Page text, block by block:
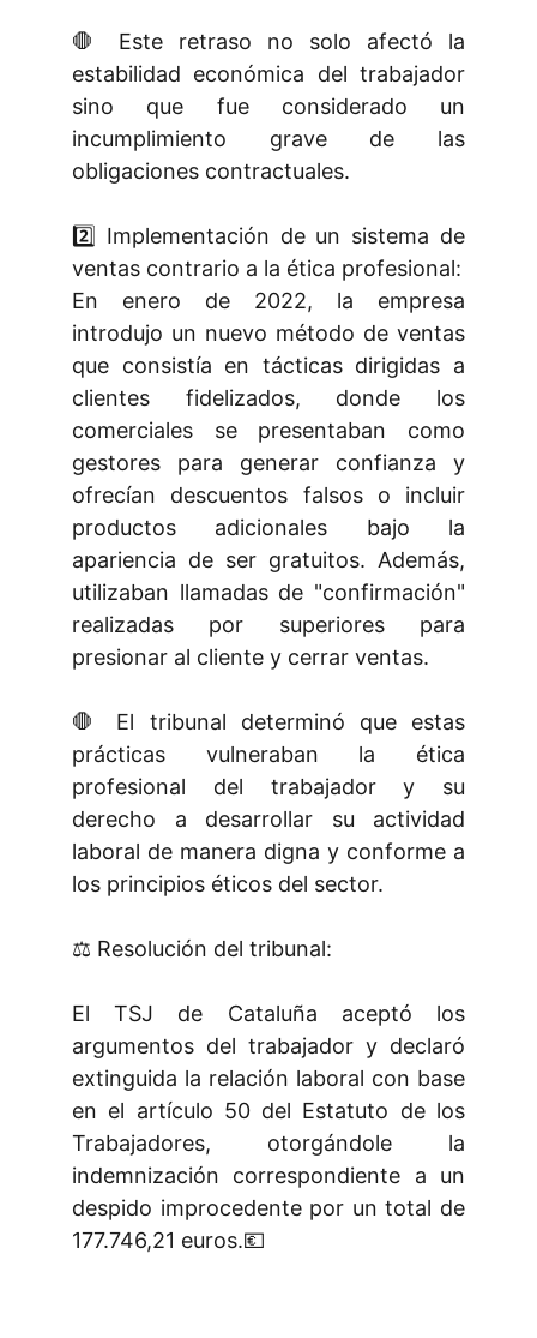
🛑 Este retraso no solo afectó la
estabilidad económica del trabajador
sino que fue considerado un
incumplimiento grave de las
obligaciones contractuales.
2️⃣ Implementación de un sistema de
ventas contrario a la ética profesional:
En enero de 2022, la empresa
introdujo un nuevo método de ventas
que consistía en tácticas dirigidas a
clientes fidelizados, donde los
comerciales se presentaban como
gestores para generar confianza y
ofrecían descuentos falsos o incluir
productos adicionales bajo la
apariencia de ser gratuitos. Además,
utilizaban llamadas de "confirmación"
realizadas por superiores para
presionar al cliente y cerrar ventas.
🛑 El tribunal determinó que estas
prácticas vulneraban la ética
profesional del trabajador y su
derecho a desarrollar su actividad
laboral de manera digna y conforme a
los principios éticos del sector.
⚖️ Resolución del tribunal:
El TSJ de Cataluña aceptó los
argumentos del trabajador y declaró
extinguida la relación laboral con base
en el artículo 50 del Estatuto de los
Trabajadores, otorgándole la
indemnización correspondiente a un
despido improcedente por un total de
177.746,21 euros.💶